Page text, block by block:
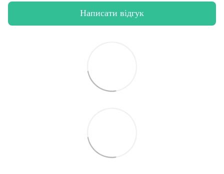
Написати відгук